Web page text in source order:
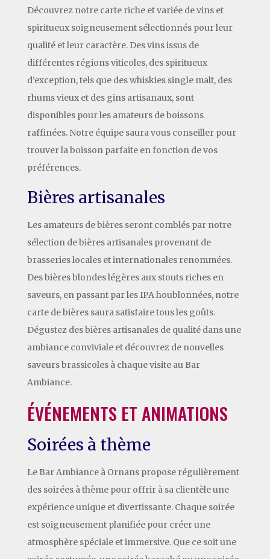
Découvrez notre carte riche et variée de vins et
spiritueux soigneusement sélectionnés pour leur
qualité et leur caractère. Des vins issus de
différentes régions viticoles, des spiritueux
d’exception, tels que des whiskies single malt, des
rhums vieux et des gins artisanaux, sont
disponibles pour les amateurs de boissons
raffinées. Notre équipe saura vous conseiller pour
trouver la boisson parfaite en fonction de vos
préférences.
Bières artisanales
Les amateurs de bières seront comblés par notre
sélection de bières artisanales provenant de
brasseries locales et internationales renommées.
Des bières blondes légères aux stouts riches en
saveurs, en passant par les IPA houblonnées, notre
carte de bières saura satisfaire tous les goûts.
Dégustez des bières artisanales de qualité dans une
ambiance conviviale et découvrez de nouvelles
saveurs brassicoles à chaque visite au Bar
Ambiance.
ÉVÉNEMENTS ET ANIMATIONS
Soirées à thème
Le Bar Ambiance à Ornans propose régulièrement
des soirées à thème pour offrir à sa clientèle une
expérience unique et divertissante. Chaque soirée
est soigneusement planifiée pour créer une
atmosphère spéciale et immersive. Que ce soit une